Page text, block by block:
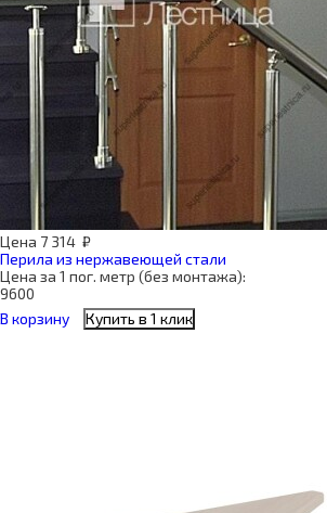
Цена 7 314 ₽
Перила из нержавеющей стали
Цена за 1 пог. метр (без монтажа):
9600
В корзину
Купить в 1 клик